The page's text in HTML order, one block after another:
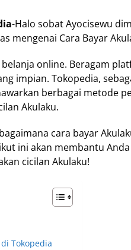
-Halo sobat Ayocisewu
mengenai Cara Bayar
online. Beragam
impian. Tokopedia,
berbagai metode
Akulaku.
cara bayar
ini akan membantu
cicilan Akulaku!
Tokopedia